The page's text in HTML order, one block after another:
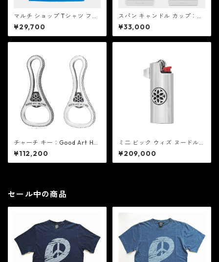
マルチ ショップ Tシャツ フレ
ンチ ブルー：Good Art HLYW
D グッド アート ハリウッド
¥29,700
スパン キャンドル カップ：G
ood Art HLYWD グッド アー
ト ハリウッド
¥33,000
チャーチ キー：Good Art HLY
WD グッド アート ハリウッド
¥112,200
ミ二 ビック ウィズ ヌードル
ロゼット：Good Art HLYWD
グッド アート ハリウッド
¥209,000
セール中の商品